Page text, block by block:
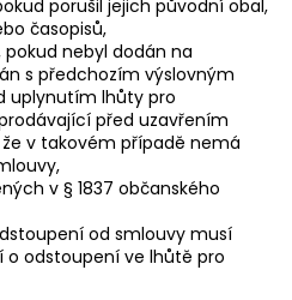
porušil jejich původní obal,
časopisů,
nebyl dodán na
s předchozím výslovným
uplynutím lhůty pro
před uzavřením
v takovém případě nemá
v § 1837 občanského
od smlouvy musí
o odstoupení ve lhůtě pro